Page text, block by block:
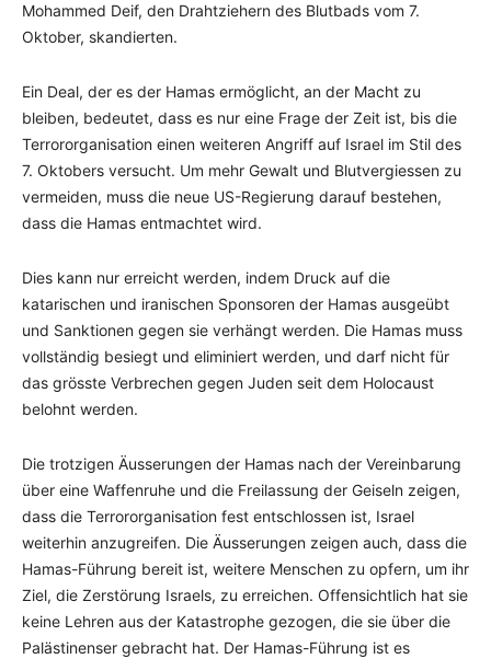
Mohammed Deif, den Drahtziehern des Blutbads vom 7.
Oktober, skandierten.
Ein Deal, der es der Hamas ermöglicht, an der Macht zu
bleiben, bedeutet, dass es nur eine Frage der Zeit ist, bis die
Terrororganisation einen weiteren Angriff auf Israel im Stil des
7. Oktobers versucht. Um mehr Gewalt und Blutvergiessen zu
vermeiden, muss die neue US-Regierung darauf bestehen,
dass die Hamas entmachtet wird.
Dies kann nur erreicht werden, indem Druck auf die
katarischen und iranischen Sponsoren der Hamas ausgeübt
und Sanktionen gegen sie verhängt werden. Die Hamas muss
vollständig besiegt und eliminiert werden, und darf nicht für
das grösste Verbrechen gegen Juden seit dem Holocaust
belohnt werden.
Die trotzigen Äusserungen der Hamas nach der Vereinbarung
über eine Waffenruhe und die Freilassung der Geiseln zeigen,
dass die Terrororganisation fest entschlossen ist, Israel
weiterhin anzugreifen. Die Äusserungen zeigen auch, dass die
Hamas-Führung bereit ist, weitere Menschen zu opfern, um ihr
Ziel, die Zerstörung Israels, zu erreichen. Offensichtlich hat sie
keine Lehren aus der Katastrophe gezogen, die sie über die
Palästinenser gebracht hat. Der Hamas-Führung ist es